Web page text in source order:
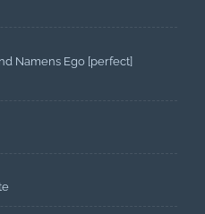
Namens Ego [perfect]